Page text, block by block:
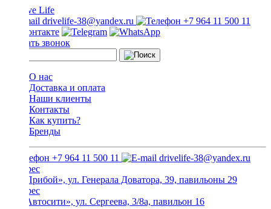
drivelife-38@yandex.ru +7 964 11 500 11
Заказать звонок
О нас
Доставка и оплата
Наши клиенты
Контакты
Как купить?
Бренды
+7 964 11 500 11 drivelife-38@yandex.ru
ТЦ «Прибой», ул. Генерала Доватора, 39, павильоны 29
ТЦ «Автосити», ул. Сергеева, 3/8а, павильон 16